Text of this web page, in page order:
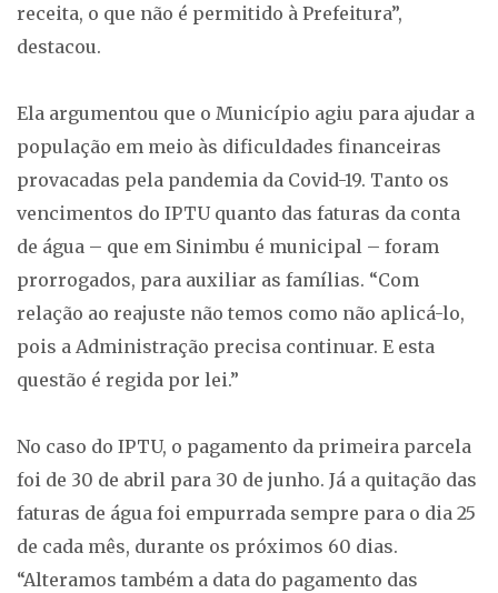
receita, o que não é permitido à Prefeitura”,
destacou.
Ela argumentou que o Município agiu para ajudar a
população em meio às dificuldades financeiras
provacadas pela pandemia da Covid-19. Tanto os
vencimentos do IPTU quanto das faturas da conta
de água – que em Sinimbu é municipal – foram
prorrogados, para auxiliar as famílias. “Com
relação ao reajuste não temos como não aplicá-lo,
pois a Administração precisa continuar. E esta
questão é regida por lei.”
No caso do IPTU, o pagamento da primeira parcela
foi de 30 de abril para 30 de junho. Já a quitação das
faturas de água foi empurrada sempre para o dia 25
de cada mês, durante os próximos 60 dias.
“Alteramos também a data do pagamento das